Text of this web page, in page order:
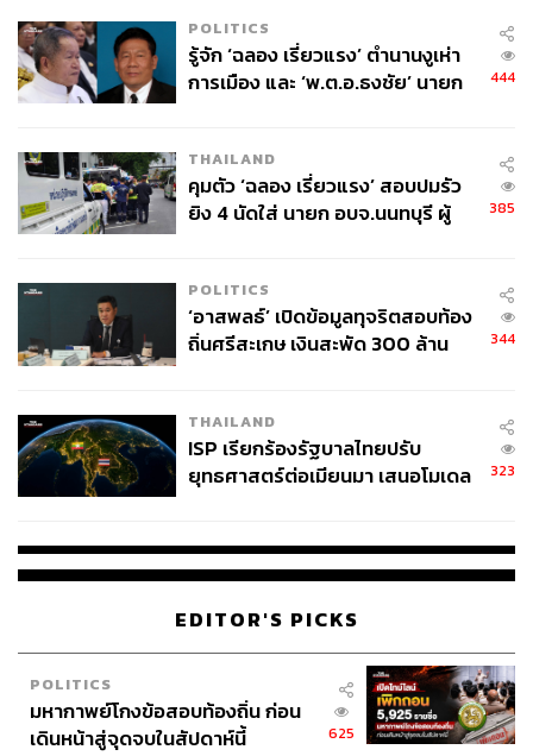
เงินเท่ากับที่ตลาดตั้งความหวังไว้ ราคาทองคำเสี่ยงปรับฐาน
ลง หากไม่มีปัจจัยบวกอื่นเข้ามาหนุนไว้
ทั้งนี้ แม้ FOMC มีมติการปรับลดอัตราดอกเบี้ยลงครั้งแรก
เชี่ยวชาญส่วนใหญ่ กระนั้นนับว่าการปรับลดดังกล่าวไม่สร้าง
ความกังวลต่อประเด็นภาวะเศรษฐกิจของสหรัฐฯ มากนัก
เนื่องด้วยการแถลงของ เจอโรม พาวเวลล์ ประธาน Fed ชี้ถึง
เหตุผลของการปรับลดอัตราดอกเบี้ยที่ 0.50% เพื่อปรับการ
การปรับลดอัตราดอกเบี้ยด้วยระดับดังกล่าวจากเหตุผลจาก
สถานการณ์เชิงลบของเศรษฐกิจสหรัฐฯ
ดอกเบี้ยด้วยขนาดดังกล่าว เกิดขึ้นเพื่อประกันการชะลอตัวลง
ในรูปแบบ Soft Landing ของเศรษฐกิจสหรัฐฯ แต่ขนาดและ
ความเร่งของการปรับลดอัตราดอกเบี้ยของ Fed นับจากนี้ ยัง
เป็นสิ่งที่ยังมีความไม่แน่นอน ถึงกระนั้น ด้วยแนวโน้มการ
ประเมินว่า ราคาทองคำมีโอกาสสร้างระดับสูงสุดตลอดกาล
เหนือ 2,700 ดอลลาร์ต่อออนซ์ ได้ก่อนปี 2025 และตามการ
คาดการณ์ของ Citigroup และ Goldman Sachs ชี้ว่า ราคา
3,000 ดอลลาร์ต่อออนซ์ ภายในกลางปี 2025 โดยสถาบันการ
เงินทั้ง 2 แห่งคาดว่า Fed จะปรับลดอัตราดอกเบี้ยลงสู่ระดับ
3.25-3.00% ในปีหน้า ซึ่งเท่ากับการส่งสัญญาณของ Fed
POLITICS
รู้จัก ‘ฉลอง เรี่ยวแรง’ ตำนานงูเห่า
การเมือง และ ‘พ.ต.อ.ธงชัย’ นายก
444
THAILAND
คุมตัว ‘ฉลอง เรี่ยวแรง’ สอบปมรัว
ยิง 4 นัดใส่ นายก อบจ.นนทบุรี ผู้
385
POLITICS
‘อาสพลธ์’ เปิดข้อมูลทุจริตสอบท้อง
ถิ่นศรีสะเกษ เงินสะพัด 300 ล้าน
344
THAILAND
ISP เรียกร้องรัฐบาลไทยปรับ
ยุทธศาสตร์ต่อเมียนมา เสนอโมเดล
323
EDITOR'S PICKS
POLITICS
มหากาพย์โกงข้อสอบท้องถิ่น ก่อน
เดินหน้าสู่จุดจบในสัปดาห์นี้
625